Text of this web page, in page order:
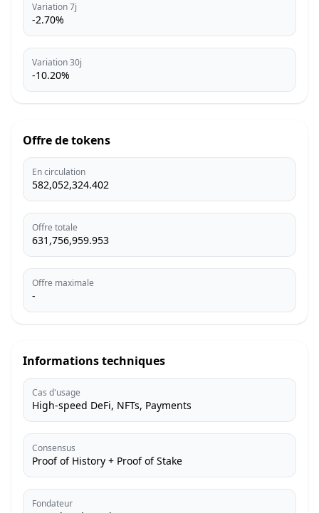
Variation 7j
-2.70%
Variation 30j
-10.20%
Offre de tokens
En circulation
582,052,324.402
Offre totale
631,756,959.953
Offre maximale
-
Informations techniques
Cas d'usage
High-speed DeFi, NFTs, Payments
Consensus
Proof of History + Proof of Stake
Fondateur